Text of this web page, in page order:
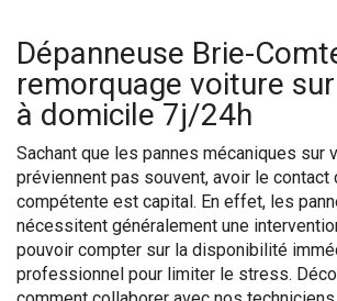
Dépanneuse Brie-
remorquage voiture
à domicile 7j/24h
Sachant que les pannes mécaniques sur
préviennent pas souvent, avoir le contact
compétente est capital. En effet, les
nécessitent généralement une
pouvoir compter sur la disponibilité
professionnel pour limiter le stress.